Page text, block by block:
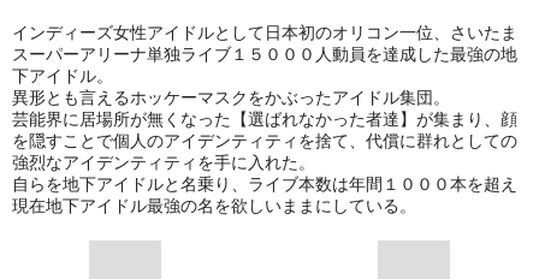
インディーズ女性アイドルとして日本初のオリコン一位、さいたま
スーパーアリーナ単独ライブ１５０００人動員を達成した最強の地
下アイドル。
異形とも言えるホッケーマスクをかぶったアイドル集団。
芸能界に居場所が無くなった【選ばれなかった者達】が集まり、顔
を隠すことで個人のアイデンティティを捨て、代償に群れとしての
強烈なアイデンティティを手に入れた。
自らを地下アイドルと名乗り、ライブ本数は年間１０００本を超え
現在地下アイドル最強の名を欲しいままにしている。